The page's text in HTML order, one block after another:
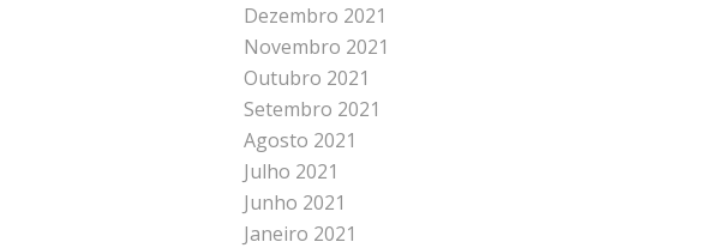
Dezembro 2021
Novembro 2021
Outubro 2021
Setembro 2021
Agosto 2021
Julho 2021
Junho 2021
Janeiro 2021